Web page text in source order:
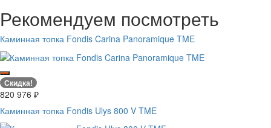
Рекомендуем посмотреть
Каминная топка Fondis Carina Panoramique TME
Скидка!
820 976 ₽
Каминная топка Fondis Ulys 800 V TME